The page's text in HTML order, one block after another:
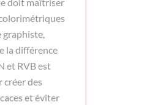
graphiste,
la différence
et RVB est
créer des
et éviter